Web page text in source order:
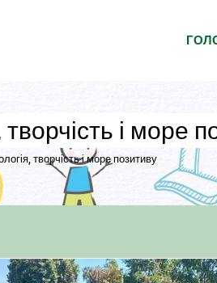
творчість і море
творчість і море позитиву